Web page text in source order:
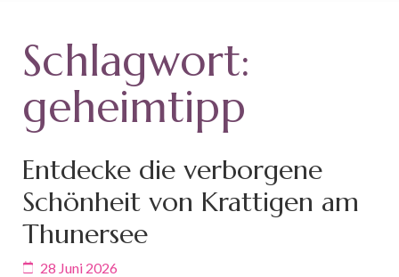
Schlagwort:
geheimtipp
Entdecke die verborgene
Schönheit von Krattigen am
Thunersee
28 Juni 2026